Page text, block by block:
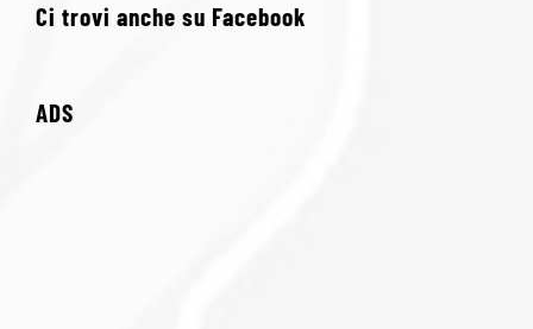
Ci trovi anche su Facebook
ADS